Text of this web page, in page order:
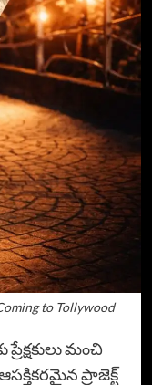
to Tollywood
మంచి
ప్రాజెక్ట్